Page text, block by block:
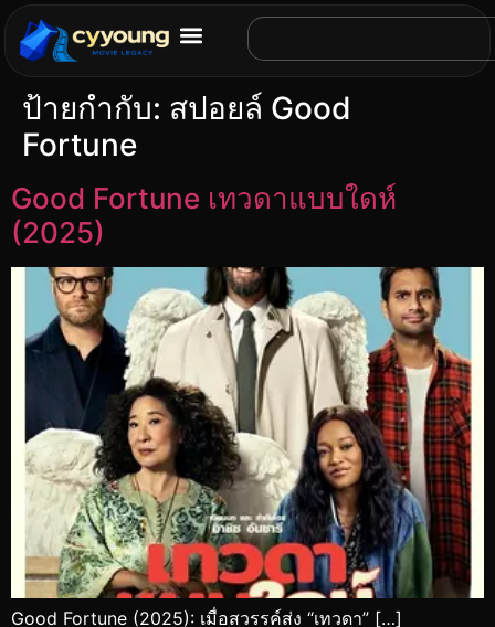
ป้ายกำกับ: สปอยล์ Good
Fortune
Good Fortune เทวดาแบบใดห์
(2025)
Good Fortune (2025): เมื่อสวรรค์ส่ง “เทวดา” […]